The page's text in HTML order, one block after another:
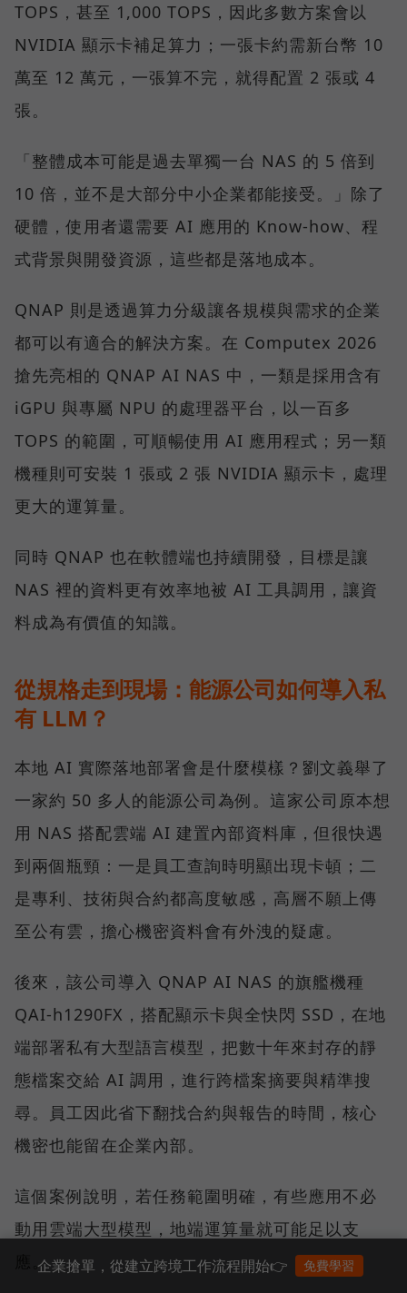
TOPS，甚至 1,000 TOPS，因此多數方案會以
NVIDIA 顯示卡補足算力；一張卡約需新台幣 10
萬至 12 萬元，一張算不完，就得配置 2 張或 4
張。
「整體成本可能是過去單獨一台 NAS 的 5 倍到
10 倍，並不是大部分中小企業都能接受。」除了
硬體，使用者還需要 AI 應用的 Know-how、程
式背景與開發資源，這些都是落地成本。
QNAP 則是透過算力分級讓各規模與需求的企業
都可以有適合的解決方案。在 Computex 2026
搶先亮相的 QNAP AI NAS 中，一類是採用含有
iGPU 與專屬 NPU 的處理器平台，以一百多
TOPS 的範圍，可順暢使用 AI 應用程式；另一類
機種則可安裝 1 張或 2 張 NVIDIA 顯示卡，處理
更大的運算量。
同時 QNAP 也在軟體端也持續開發，目標是讓
NAS 裡的資料更有效率地被 AI 工具調用，讓資
料成為有價值的知識。
從規格走到現場：能源公司如何導入私
有 LLM？
本地 AI 實際落地部署會是什麼模樣？劉文義舉了
一家約 50 多人的能源公司為例。這家公司原本想
用 NAS 搭配雲端 AI 建置內部資料庫，但很快遇
到兩個瓶頸：一是員工查詢時明顯出現卡頓；二
是專利、技術與合約都高度敏感，高層不願上傳
至公有雲，擔心機密資料會有外洩的疑慮。
後來，該公司導入 QNAP AI NAS 的旗艦機種
QAI-h1290FX，搭配顯示卡與全快閃 SSD，在地
端部署私有大型語言模型，把數十年來封存的靜
態檔案交給 AI 調用，進行跨檔案摘要與精準搜
尋。員工因此省下翻找合約與報告的時間，核心
機密也能留在企業內部。
這個案例說明，若任務範圍明確，有些應用不必
動用雲端大型模型，地端運算量就可能足以支
應。企業搶單，從建立跨境工作流程開始👉 免費學習